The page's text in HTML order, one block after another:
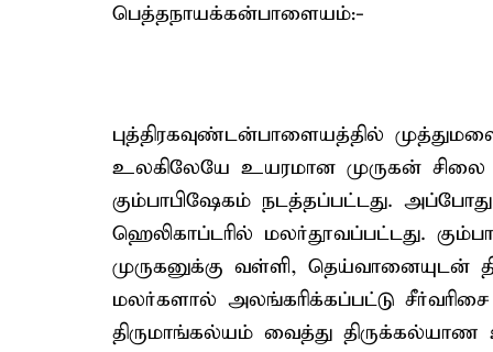
பெத்தநாயக்கன்பாளையம்:-
புத்திரகவுண்டன்பாளையத்தில்
உலகிலேயே உயரமான முருகன் சிலை
கும்பாபிஷேகம் நடத்தப்பட்டது.
ஹெலிகாப்டரில் மலர்தூவப்பட்டது.
முருகனுக்கு வள்ளி,
மலர்களால் அலங்கரிக்கப்பட்டு
திருமாங்கல்யம் வைத்து திருக்கல்யாண